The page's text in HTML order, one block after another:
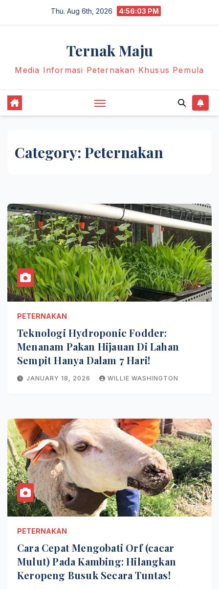
Thu. Aug 6th, 2026 4:56:05 PM
Ternak Maju
Media Informasi Peternakan Khusus Pemula
Category: Peternakan
PETERNAKAN
Teknologi Hydroponic Fodder:
Menanam Pakan Hijauan Di Lahan
Sempit Hanya Dalam 7 Hari!
JANUARY 18, 2026 WILLIE WASHINGTON
PETERNAKAN
Cara Cepat Mengobati Orf (cacar
Mulut) Pada Kambing: Hilangkan
Keropeng Busuk Secara Tuntas!